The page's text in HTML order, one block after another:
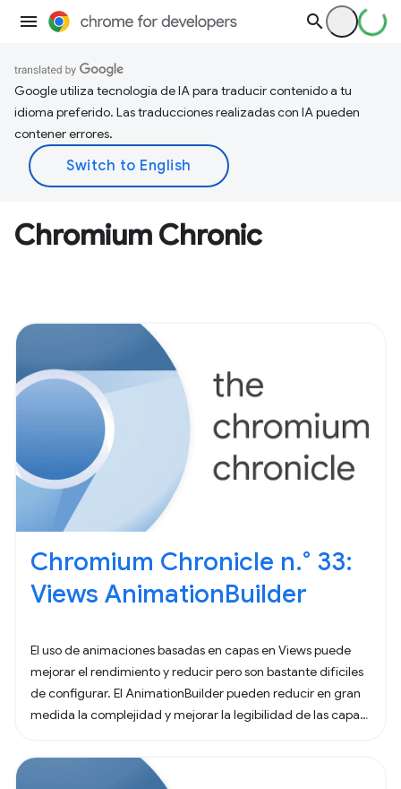
Google utiliza tecnología de IA para traducir contenido a tu
idioma preferido. Las traducciones realizadas con IA pueden
contener errores.
Chromium Chronic
Chromium Chronicle n.° 33:
Views AnimationBuilder
El uso de animaciones basadas en capas en Views puede
mejorar el rendimiento y reducir pero son bastante difíciles
de configurar. El AnimationBuilder pueden reducir en gran
medida la complejidad y mejorar la legibilidad de las capas